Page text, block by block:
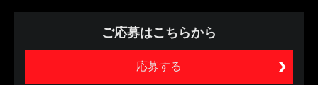
ご応募はこちらから
応募する